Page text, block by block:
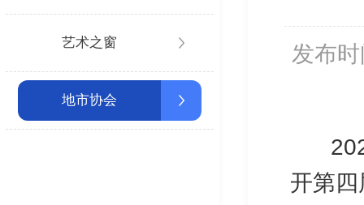
艺术之窗
地市协会
发布
2020
开第